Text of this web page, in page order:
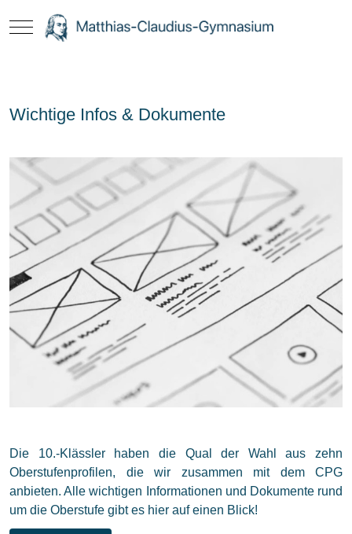
Mobile Menu Toggle
Wichtige Infos & Dokumente
Die 10.-Klässler haben die Qual der Wahl aus zehn
Oberstufenprofilen, die wir zusammen mit dem CPG
anbieten. Alle wichtigen Informationen und Dokumente rund
um die Oberstufe gibt es hier auf einen Blick!